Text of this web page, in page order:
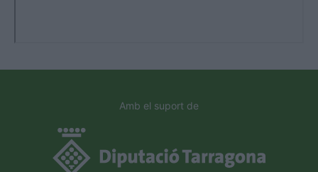
Amb el suport de